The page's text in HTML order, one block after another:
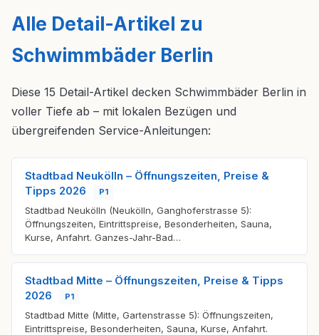
Alle Detail-Artikel zu
Schwimmbäder Berlin
Diese 15 Detail-Artikel decken Schwimmbäder Berlin in
voller Tiefe ab – mit lokalen Bezügen und
übergreifenden Service-Anleitungen:
Stadtbad Neukölln – Öffnungszeiten, Preise &
Tipps 2026
P1
Stadtbad Neukölln (Neukölln, Ganghoferstrasse 5):
Öffnungszeiten, Eintrittspreise, Besonderheiten, Sauna,
Kurse, Anfahrt. Ganzes-Jahr-Bad…
Stadtbad Mitte – Öffnungszeiten, Preise & Tipps
2026
P1
Stadtbad Mitte (Mitte, Gartenstrasse 5): Öffnungszeiten,
Eintrittspreise, Besonderheiten, Sauna, Kurse, Anfahrt.